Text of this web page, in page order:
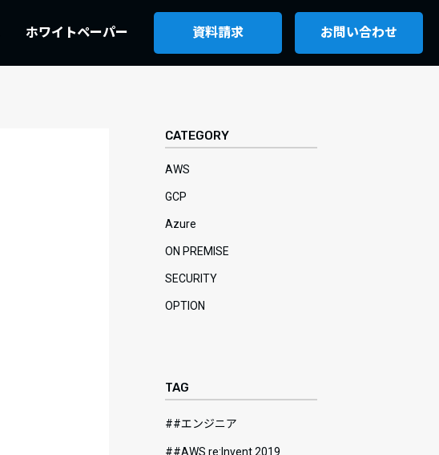
ホワイトペーパー 資料請求 お問い合わせ
CATEGORY
AWS
GCP
Azure
ON PREMISE
SECURITY
OPTION
TAG
#エンジニア
#AWS re:Invent 2019